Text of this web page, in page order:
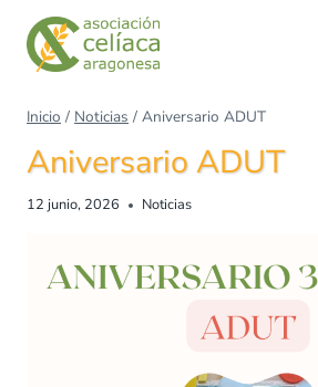
Saltar
contenido
Inicio / Noticias / Aniversario ADUT
Aniversario ADUT
12 junio, 2026 Noticias